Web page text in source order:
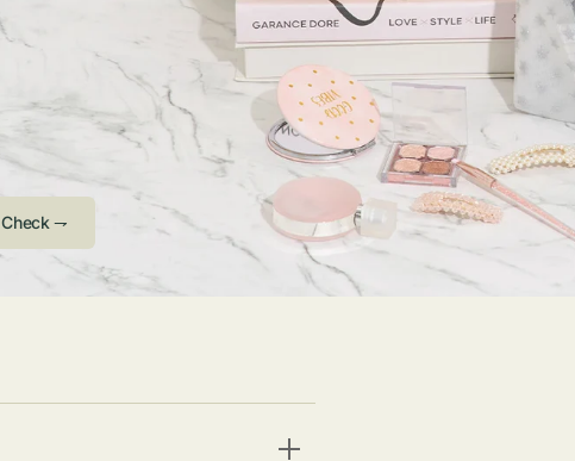
Arriving Soon⇁